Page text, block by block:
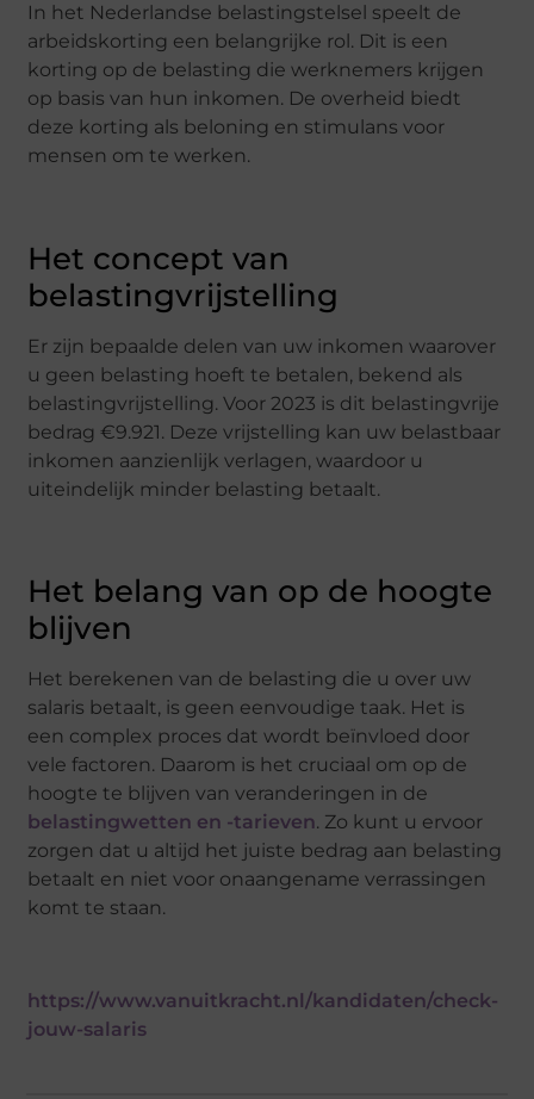
In het Nederlandse belastingstelsel speelt de
arbeidskorting een belangrijke rol. Dit is een
korting op de belasting die werknemers krijgen
op basis van hun inkomen. De overheid biedt
deze korting als beloning en stimulans voor
mensen om te werken.
Het concept van
belastingvrijstelling
Er zijn bepaalde delen van uw inkomen waarover
u geen belasting hoeft te betalen, bekend als
belastingvrijstelling. Voor 2023 is dit belastingvrije
bedrag €9.921. Deze vrijstelling kan uw belastbaar
inkomen aanzienlijk verlagen, waardoor u
uiteindelijk minder belasting betaalt.
Het belang van op de hoogte
blijven
Het berekenen van de belasting die u over uw
salaris betaalt, is geen eenvoudige taak. Het is
een complex proces dat wordt beïnvloed door
vele factoren. Daarom is het cruciaal om op de
hoogte te blijven van veranderingen in de
belastingwetten en -tarieven. Zo kunt u ervoor
zorgen dat u altijd het juiste bedrag aan belasting
betaalt en niet voor onaangename verrassingen
komt te staan.
https://www.vanuitkracht.nl/kandidaten/check-
jouw-salaris